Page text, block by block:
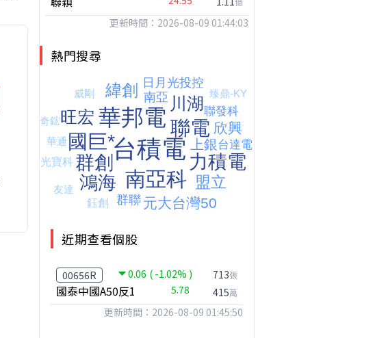
更新時間：2026-08-09 01:44:03
熱門搜尋
近期查看個股
00656R 0.06 ( -1.02% )
國泰中國A50反1 5.78
713張
415萬
更新時間：2026-08-09 01:45:50